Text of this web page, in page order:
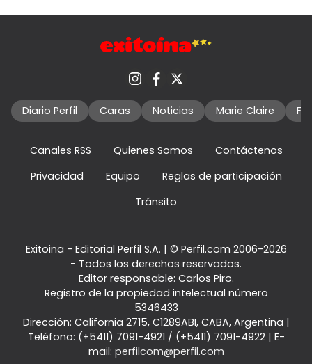
Diario Perfil Caras Noticias Marie Claire
Canales RSS Quienes Somos
Contáctenos
Privacidad
Equipo
Reglas de participación
Tránsito
Exitoina - Editorial Perfil S.A. | © Perfil.com 2006-2026
- Todos los derechos reservados.
Editor responsable: Carlos Piro.
Registro de la propiedad intelectual número
5346433
Dirección: California 2715, C1289ABI, CABA, Argentina |
Teléfono: (+5411) 7091-4921 / (+5411) 7091-4922| E-
mail: perfilcom@perfil.com